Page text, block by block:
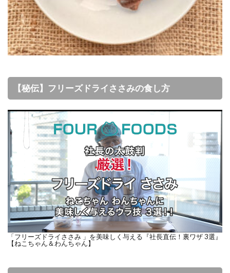
【秘伝】フリーズドライささみの食し方
「フリーズドライささみ 」を美味しく与える『社長直伝！裏ワザ 3選』
【ねこちゃん＆わんちゃん】